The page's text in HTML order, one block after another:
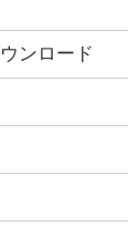
ンロード